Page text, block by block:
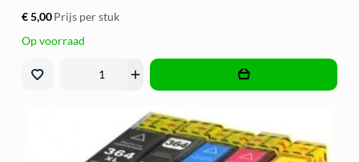
€ 5,00Prijs per stuk
Op voorraad
add